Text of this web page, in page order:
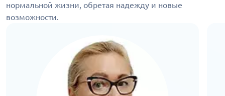
нормальной жизни, обретая надежду и новые
возможности.